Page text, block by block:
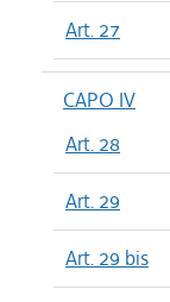
Art. 27
CAPO IV
Art. 28
Art. 29
Art. 29 bis